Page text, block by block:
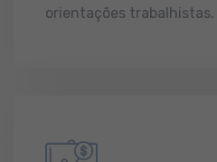
orientações trabalhistas.